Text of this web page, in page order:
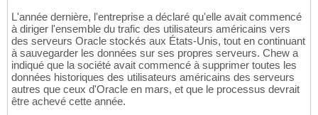
L'année dernière, l'entreprise a déclaré qu'elle avait commencé
à diriger l'ensemble du trafic des utilisateurs américains vers
des serveurs Oracle stockés aux États-Unis, tout en continuant
à sauvegarder les données sur ses propres serveurs. Chew a
indiqué que la société avait commencé à supprimer toutes les
données historiques des utilisateurs américains des serveurs
autres que ceux d'Oracle en mars, et que le processus devrait
être achevé cette année.